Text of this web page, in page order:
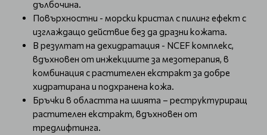
дълбочина.
Повърхностни - морски кристал с пилинг ефект с
изглаждащо действие без да дразни кожата.
В резултат на дехидратация - NCEF комплекс,
вдъхновен от инжекциите за мезотерапия, в
комбинация с растителен екстракт за добре
хидратирана и подхранена кожа.
Бръчки в областта на шията – реструктуриращ
растителен екстракт, вдъхновен от
тредлифтинга.